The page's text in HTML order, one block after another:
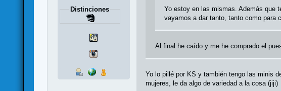
Distinciones
Yo estoy en las mismas. Además que
vayamos a dar tanto, tanto como para
Al final he caído y me he comprado el
Yo lo pillé por KS y también tengo las minis
mujeres, le da algo de variedad a la cosa (jiji)